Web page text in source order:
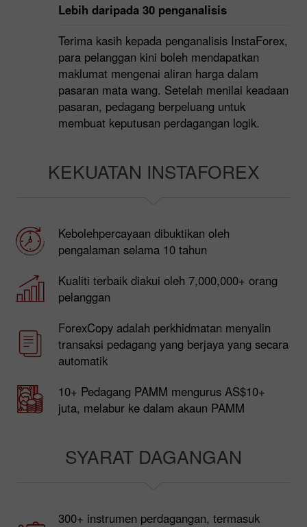
Lebih daripada 30 penganalisis
Terima kasih kepada penganalisis InstaForex,
para pelanggan kini boleh mendapatkan
maklumat mengenai aliran harga dalam
pasaran mata wang. Setelah menilai keadaan
pasaran, pedagang berpeluang untuk
membuat keputusan perdagangan logik.
KEKUATAN INSTAFOREX
Kebolehpercayaan dibuktikan oleh
pengalaman selama 10 tahun
Kualiti terbaik diakui oleh 7,000,000+ orang
pelanggan
ForexCopy adalah perkhidmatan menyalin
transaksi pedagang yang berjaya yang secara
automatik
10+ Pedagang PAMM mengurus AS$10+
juta, melabur ke dalam akaun PAMM
SYARAT DAGANGAN
300+ instrumen perdagangan, termasuk